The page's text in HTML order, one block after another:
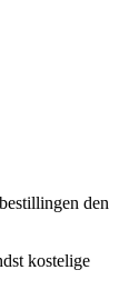
den
kostelige